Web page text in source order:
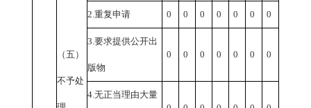
（五）
不予处
2. 重复申请 0 0 0 0 0 0 0
3. 要求提供公开出
版物
0 0 0 0 0 0 0
4. 无正当理由大量